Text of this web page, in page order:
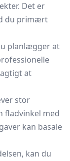
Det er
du primært
planlægger at
at
stor
fladvinkel med
kan basale
kan du